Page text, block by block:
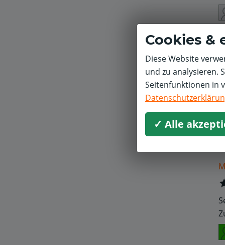
Cookies &
Diese Website
und zu analysieren.
Seitenfunktionen in
✓ Alle